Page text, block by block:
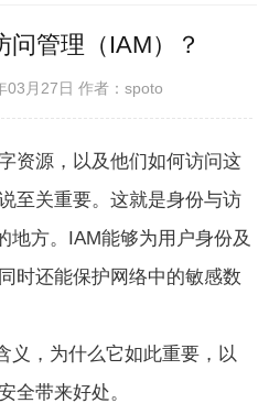
问管理（IAM）？
03月27日作者：spoto
资源，以及他们如何访问这
至关重要。这就是身份与访
地方。IAM能够为用户身份及
时还能保护网络中的敏感数
义，为什么它如此重要，以
全带来好处。